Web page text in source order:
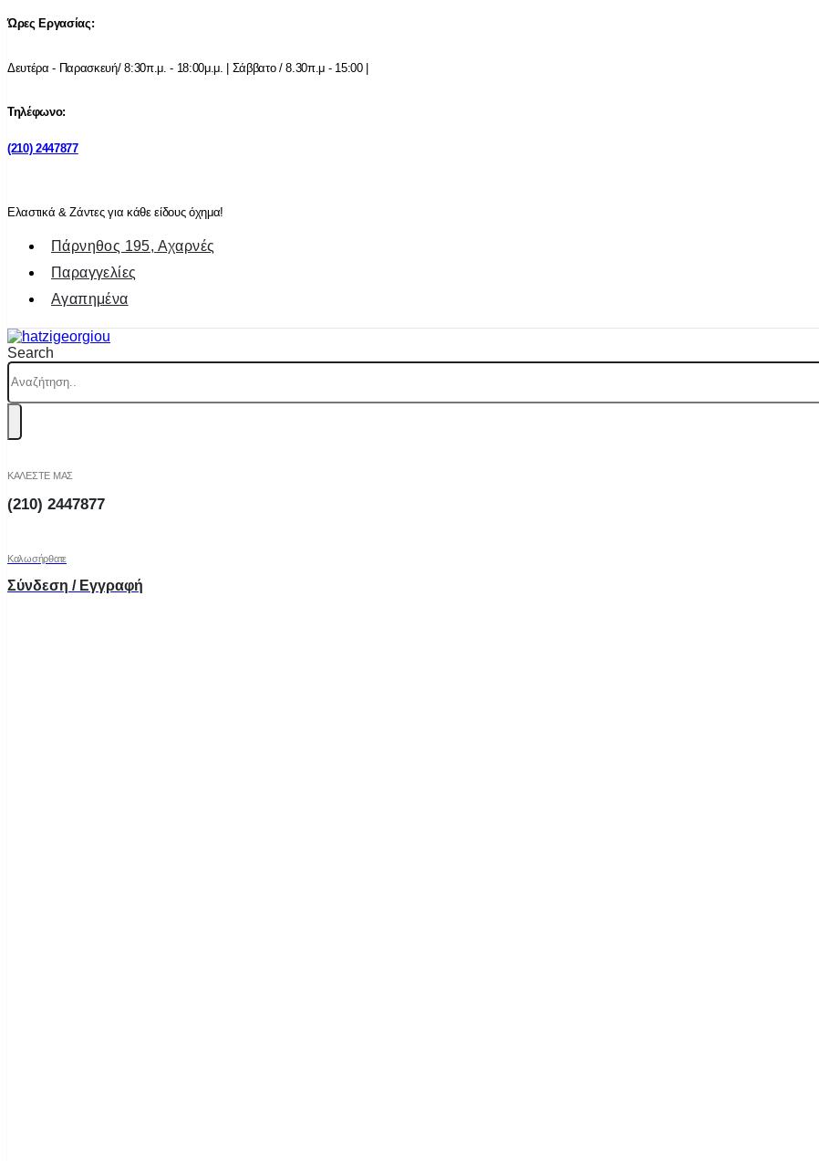
Ώρες Εργασίας:
Δευτέρα - Παρασκευή/ 8:30π.μ. - 18:00μ.μ. | Σάββατο / 8.30π.μ - 15:00 |
Τηλέφωνο:
(210) 2447877
Ελαστικά & Ζάντες για κάθε είδους όχημα!
Πάρνηθος 195, Αχαρνές
Παραγγελίες
Αγαπημένα
Search
ΚΑΛΕΣΤΕ ΜΑΣ
(210) 2447877
Καλωσήρθατε
Σύνδεση / Εγγραφή